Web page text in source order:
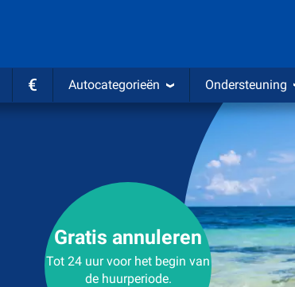
€ Autocategorieën Ondersteuning
plaats van ophalen
voor teruggave
Gratis annuleren
Tot 24 uur voor het begin van
de huurperiode.